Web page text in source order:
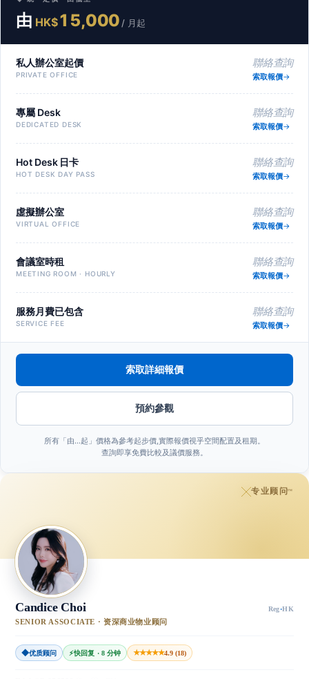
由 HK$15,000/ 月起
私人辦公室起價
PRIVATE OFFICE
聯絡查詢
索取報價
專屬 Desk
DEDICATED DESK
聯絡查詢
索取報價
Hot Desk 日卡
HOT DESK DAY PASS
聯絡查詢
索取報價
虛擬辦公室
VIRTUAL OFFICE
聯絡查詢
索取報價
會議室時租
MEETING ROOM · HOURLY
聯絡查詢
索取報價
服務月費已包含
SERVICE FEE
聯絡查詢
索取報價
索取詳細報價
預約參觀
所有「由…起」價格為參考起步價,實際報價視乎空間配置及租期。
查詢即享免費比較及議價服務。
专业顾问™
Candice Choi Reg·HK
SENIOR ASSOCIATE · 资深商业物业顾问
◆优质顾问 ⚡快回复 · 8 分钟 ★★★★★4.9 (18)